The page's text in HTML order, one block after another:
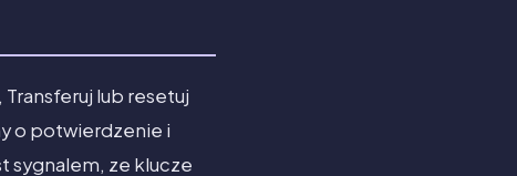
lub resetuj
o potwierdzenie i
sygnalem, ze klucze